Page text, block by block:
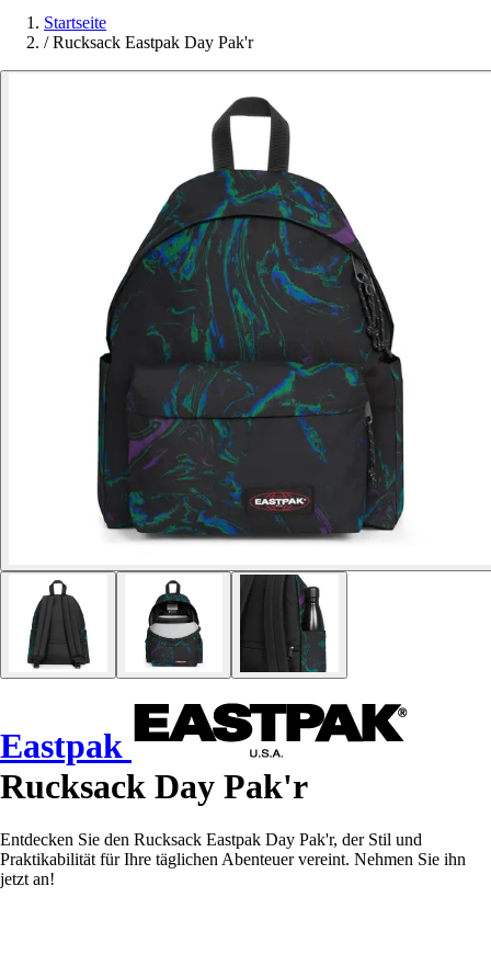
Startseite
/ Rucksack Eastpak Day Pak'r
Eastpak
Rucksack Day Pak'r
Entdecken Sie den Rucksack Eastpak Day Pak'r, der Stil und
Praktikabilität für Ihre täglichen Abenteuer vereint. Nehmen Sie ihn
jetzt an!